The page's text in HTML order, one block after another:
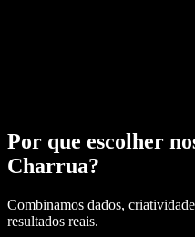
Por que escolher
Charrua?
Combinamos dados,
resultados reais.